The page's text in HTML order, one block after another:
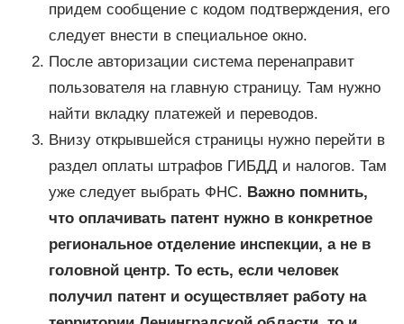
придем сообщение с кодом подтверждения, его
следует внести в специальное окно.
После авторизации система перенаправит
пользователя на главную страницу. Там нужно
найти вкладку платежей и переводов.
Внизу открывшейся страницы нужно перейти в
раздел оплаты штрафов ГИБДД и налогов. Там
уже следует выбрать ФНС. Важно помнить,
что оплачивать патент нужно в конкретное
региональное отделение инспекции, а не в
головной центр. То есть, если человек
получил патент и осуществляет работу на